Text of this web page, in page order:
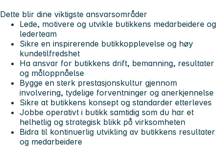
Dette blir dine viktigste ansvarsområder
Lede, motivere og utvikle butikkens medarbeidere og
lederteam
Sikre en inspirerende butikkopplevelse og høy
kundetilfredshet
Ha ansvar for butikkens drift, bemanning, resultater
og måloppnåelse
Bygge en sterk prestasjonskultur gjennom
involvering, tydelige forventninger og anerkjennelse
Sikre at butikkens konsept og standarder etterleves
Jobbe operativt i butikk samtidig som du har et
helhetlig og strategisk blikk på virksomheten
Bidra til kontinuerlig utvikling av butikkens resultater
og medarbeidere